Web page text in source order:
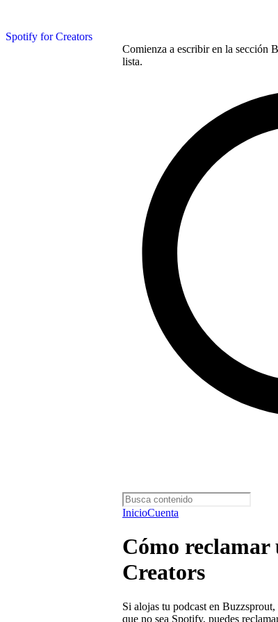
Spotify for Creators
Comienza a escribir en la sección
lista.
InicioCuenta
Cómo
Creators
Si alojas tu podcast en
que no sea Spotify, puedes